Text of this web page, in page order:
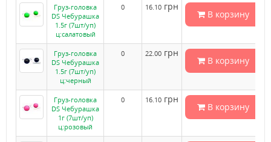
Груз-головка
DS Чебурашка
1.5г (7шт/уп)
ц:салатовый
0 16.10 грн
В корзину
Груз-головка
DS Чебурашка
1.5г (7шт/уп)
ц:черный
0 22.00 грн
В корзину
Груз-головка
DS Чебурашка
1г (7шт/уп)
ц:розовый
0 16.10 грн
В корзину